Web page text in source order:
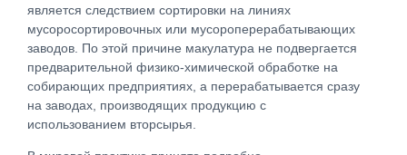
является следствием сортировки на линиях
мусоросортировочных или мусороперерабатывающих
заводов. По этой причине макулатура не подвергается
предварительной физико-химической обработке на
собирающих предприятиях, а перерабатывается сразу
на заводах, производящих продукцию с
использованием вторсырья.